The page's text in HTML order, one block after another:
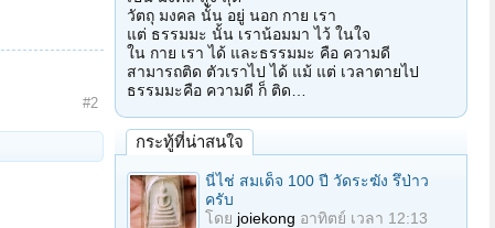
#2
วัตถุ มงคล นั้น อยู่ นอก กาย เรา
แต่ ธรรมมะ นั้น เราน้อมมา ไว้ ในใจ
ใน กาย เรา ได้ และธรรมมะ คือ ความดี
สามารถติด ตัวเราไป ได้ แม้ แต่ เวลาตายไป
ธรรมมะคือ ความดี ก็ ติด…
กระทู้ที่น่าสนใจ
นี่ไช่ สมเด็จ 100 ปี วัดระฆัง รึป่าว
ครับ
โดย joiekong อาทิตย์ เวลา 12:13